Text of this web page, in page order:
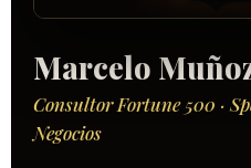
Marcelo
Consultor Fortune 500 ·
Negocios